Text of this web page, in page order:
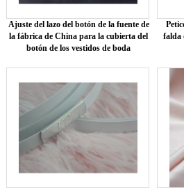
Ajuste del lazo del botón de la fuente de
la fábrica de China para la cubierta del
botón de los vestidos de boda
falda